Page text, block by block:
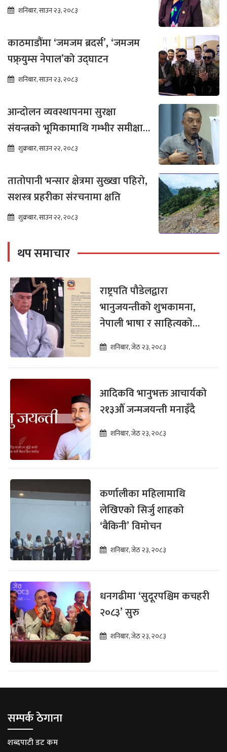
शनिबार, साउन २३, २०८३
काठमाडौंमा ‘जमजम ब्रदर्स’, ‘जमजम
पफ्र्युम्स नेपाल’को उद्घाटन
शनिबार, साउन २३, २०८३
आन्दोलन व्यवस्थापनमा सुरक्षा
संयन्त्रको भूमिकामाथि गम्भीर समीक्षा
आवश्यक : गगन थापा
शुक्रबार, साउन २२, २०८३
तातोपानी भन्सार क्षेत्रमा सुख्खा पहिरो,
सशस्त्र प्रहरीका संरचनामा क्षति
शुक्रबार, साउन २२, २०८३
थप समाचार
राष्ट्रपति पौडेलद्वारा
भानुजयन्तीको शुभकामना,
नेपाली भाषा र साहित्यको
संरक्षणमा जोड
शनिबार, जेठ २३, २०८३
आदिकवि भानुभक्त आचार्यको
२१३औँ जन्मजयन्ती मनाइँदै
शनिबार, जेठ २३, २०८३
कर्णालीका महिलामाथि
लेखिएको सिर्जु शाहको
‘बैकिनी’ विमोचन
शनिबार, जेठ २३, २०८३
धनगढीमा ‘सुदूरपश्चिम कचहरी
२०८३’ सुरु
शनिबार, जेठ २३, २०८३
सम्पर्क ठेगाना
शब्दपाटी डट कम